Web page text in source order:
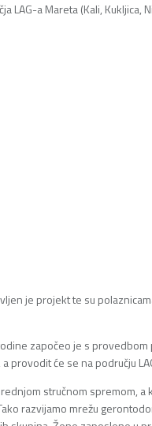
a Mareta (Kali,
je projekt te su
započeo je s
provodit će se na području
stručnom spremom,
razvijamo mrežu